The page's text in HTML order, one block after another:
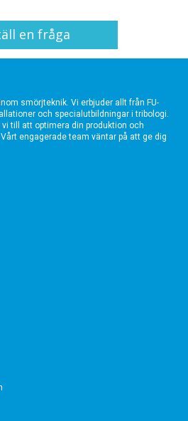
en fråga
smörjteknik. Vi erbjuder allt från FU-
och specialutbildningar i tribologi.
till att optimera din produktion och
engagerade team väntar på att ge dig